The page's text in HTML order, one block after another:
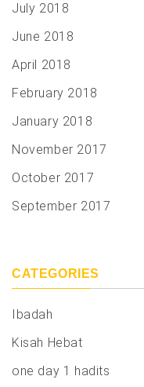
July 2018
June 2018
April 2018
February 2018
January 2018
November 2017
October 2017
September 2017
CATEGORIES
Ibadah
Kisah Hebat
one day 1 hadits